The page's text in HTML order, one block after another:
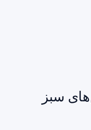
سبز